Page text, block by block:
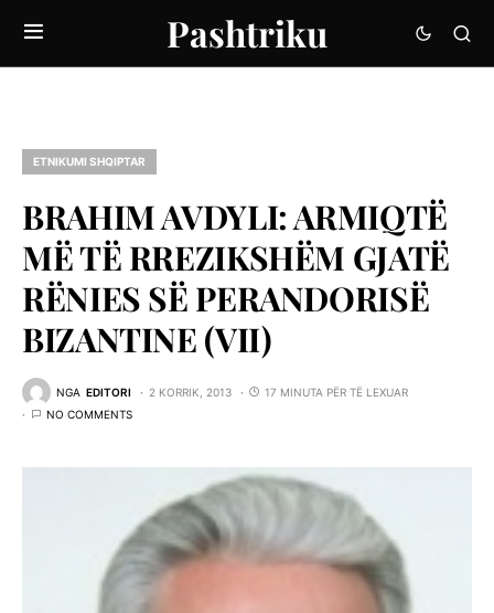
Pashtriku
ETNIKUMI SHQIPTAR
BRAHIM AVDYLI: ARMIQTË
MË TË RREZIKSHËM GJATË
RËNIES SË PERANDORISË
BIZANTINE (VII)
NGA EDITORI 2 KORRIK, 2013
17 MINUTA PËR TË LEXUAR
NO COMMENTS